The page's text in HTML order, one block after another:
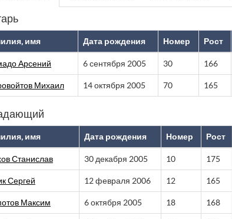
имя Дата рождения Номер Рост
Арсений 6 сентября 2005 30 166
Михаил 14 октября 2005 70 165
имя Дата рождения Номер Рост
Станислав 30 декабря 2005 10 175
Сергей 12 февраля 2006 12 165
Максим 6 октября 2005 18 168